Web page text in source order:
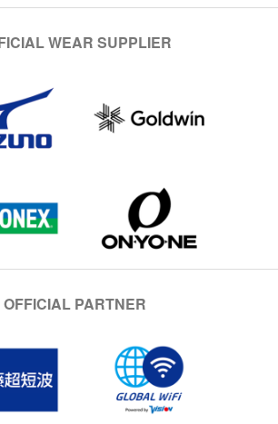
WEAR SUPPLIER
OFFICIAL PARTNER